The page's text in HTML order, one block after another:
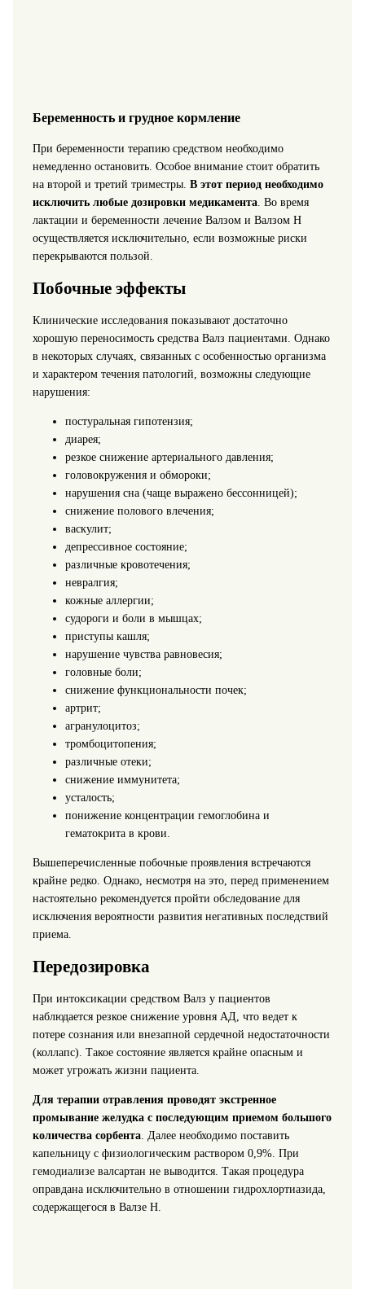
Беременность и грудное кормление
При беременности терапию средством необходимо
немедленно остановить. Особое внимание стоит обратить
на второй и третий триместры. В этот период необходимо
исключить любые дозировки медикамента. Во время
лактации и беременности лечение Валзом и Валзом Н
осуществляется исключительно, если возможные риски
перекрываются пользой.
Побочные эффекты
Клинические исследования показывают достаточно
хорошую переносимость средства Валз пациентами. Однако
в некоторых случаях, связанных с особенностью организма
и характером течения патологий, возможны следующие
нарушения:
постуральная гипотензия;
диарея;
резкое снижение артериального давления;
головокружения и обмороки;
нарушения сна (чаще выражено бессонницей);
снижение полового влечения;
васкулит;
депрессивное состояние;
различные кровотечения;
невралгия;
кожные аллергии;
судороги и боли в мышцах;
приступы кашля;
нарушение чувства равновесия;
головные боли;
снижение функциональности почек;
артрит;
агранулоцитоз;
тромбоцитопения;
различные отеки;
снижение иммунитета;
усталость;
понижение концентрации гемоглобина и
гематокрита в крови.
Вышеперечисленные побочные проявления встречаются
крайне редко. Однако, несмотря на это, перед применением
настоятельно рекомендуется пройти обследование для
исключения вероятности развития негативных последствий
приема.
Передозировка
При интоксикации средством Валз у пациентов
наблюдается резкое снижение уровня АД, что ведет к
потере сознания или внезапной сердечной недостаточности
(коллапс). Такое состояние является крайне опасным и
может угрожать жизни пациента.
Для терапии отравления проводят экстренное
промывание желудка с последующим приемом большого
количества сорбента. Далее необходимо поставить
капельницу с физиологическим раствором 0,9%. При
гемодиализе валсартан не выводится. Такая процедура
оправдана исключительно в отношении гидрохлортиазида,
содержащегося в Валзе Н.